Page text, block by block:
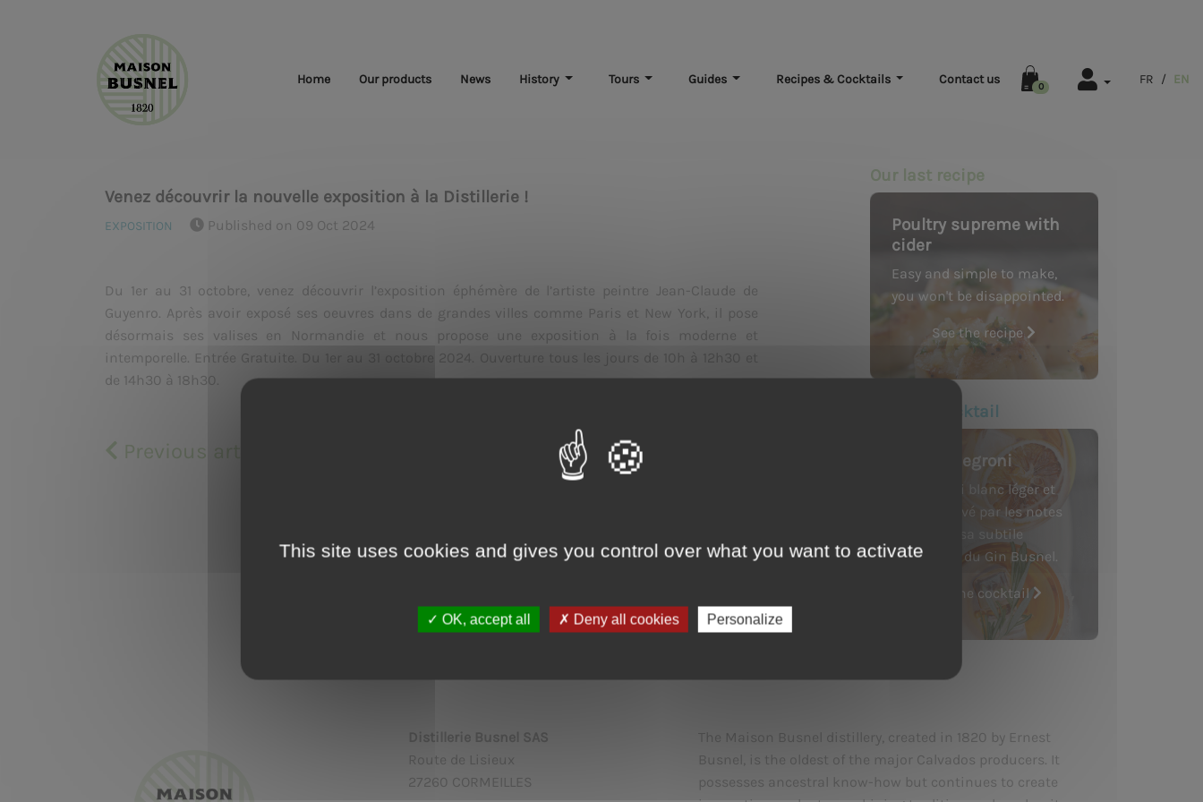
Home Our products News History Tours Guides Recipes & Cocktails Contact us 0 FR / EN
You must be of legal drinking age to enter this site
Our packaging may be subject to recycling guidelines www.consignesdetri.fr
Venez découvrir la nouvelle exposition à la Distillerie !
EXPOSITION Published on 09 Oct 2024
Du 1er au 31 octobre, venez découvrir l’exposition éphémère de l’artiste peintre Jean-Claude de
Guyenro. Après avoir exposé ses oeuvres dans de grandes villes comme Paris et New York, il pose
désormais ses valises en Normandie et nous propose une exposition à la fois moderne et
intemporelle. Entrée Gratuite. Du 1er au 31 octobre 2024. Ouverture tous les jours de 10h à 12h30 et
de 14h30 à 18h30.
Previous article Next article
Our last recipe
Poultry supreme with
cider
Easy and simple to make,
you won't be disappointed.
See the recipe
Our last cocktail
Busnel Negroni
Un Negroni blanc léger et
raffiné relevé par les notes
florales et sa subtile
amertume du Gin Busnel.
See the cocktail
Distillerie Busnel SAS
Route de Lisieux
27260 CORMEILLES
The Maison Busnel distillery, created in 1820 by Ernest
Busnel, is the oldest of the major Calvados producers. It
possesses ancestral know-how but continues to create
This site uses cookies and gives you control over what you want to activate
OK, accept all Deny all cookies Personalize